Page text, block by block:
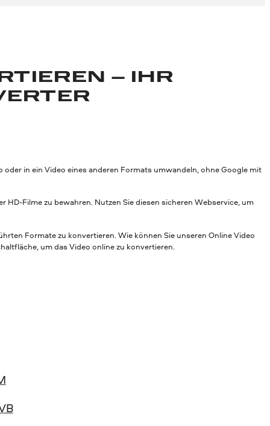
– IHR
in ein Video eines anderen Formats umwandeln, ohne Google mit
Filme zu bewahren. Nutzen Sie diesen sicheren Webservice, um
Formate zu konvertieren. Wie können Sie unseren Online Video
um das Video online zu konvertieren.